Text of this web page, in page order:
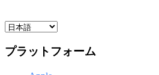
プラットフォーム